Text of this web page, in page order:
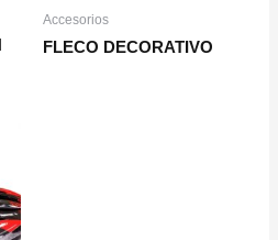
Accesorios
FLECO DECORATIVO